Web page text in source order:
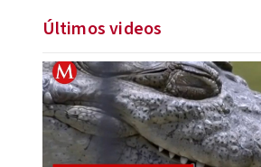
Últimos videos